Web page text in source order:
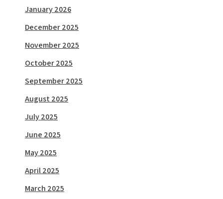
January 2026
December 2025
November 2025
October 2025
September 2025
August 2025
July 2025
June 2025
May 2025
April 2025
March 2025